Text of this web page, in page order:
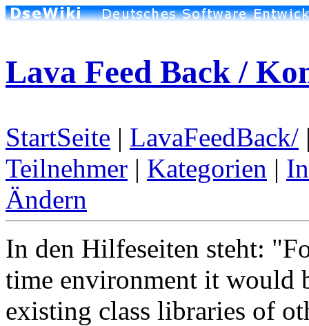
Lava Feed Back /
StartSeite | LavaFeedBack/
Teilnehmer | Kategorien |
Ändern
In den Hilfeseiten steht:
time environment it would
existing class libraries of